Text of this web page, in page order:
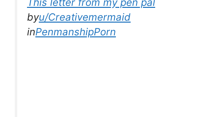
byu/Creativemermaid
inPenmanshipPorn